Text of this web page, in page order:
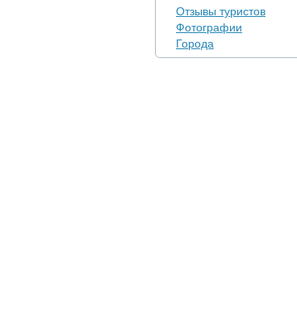
Отзывы туристов
Фотографии
Города